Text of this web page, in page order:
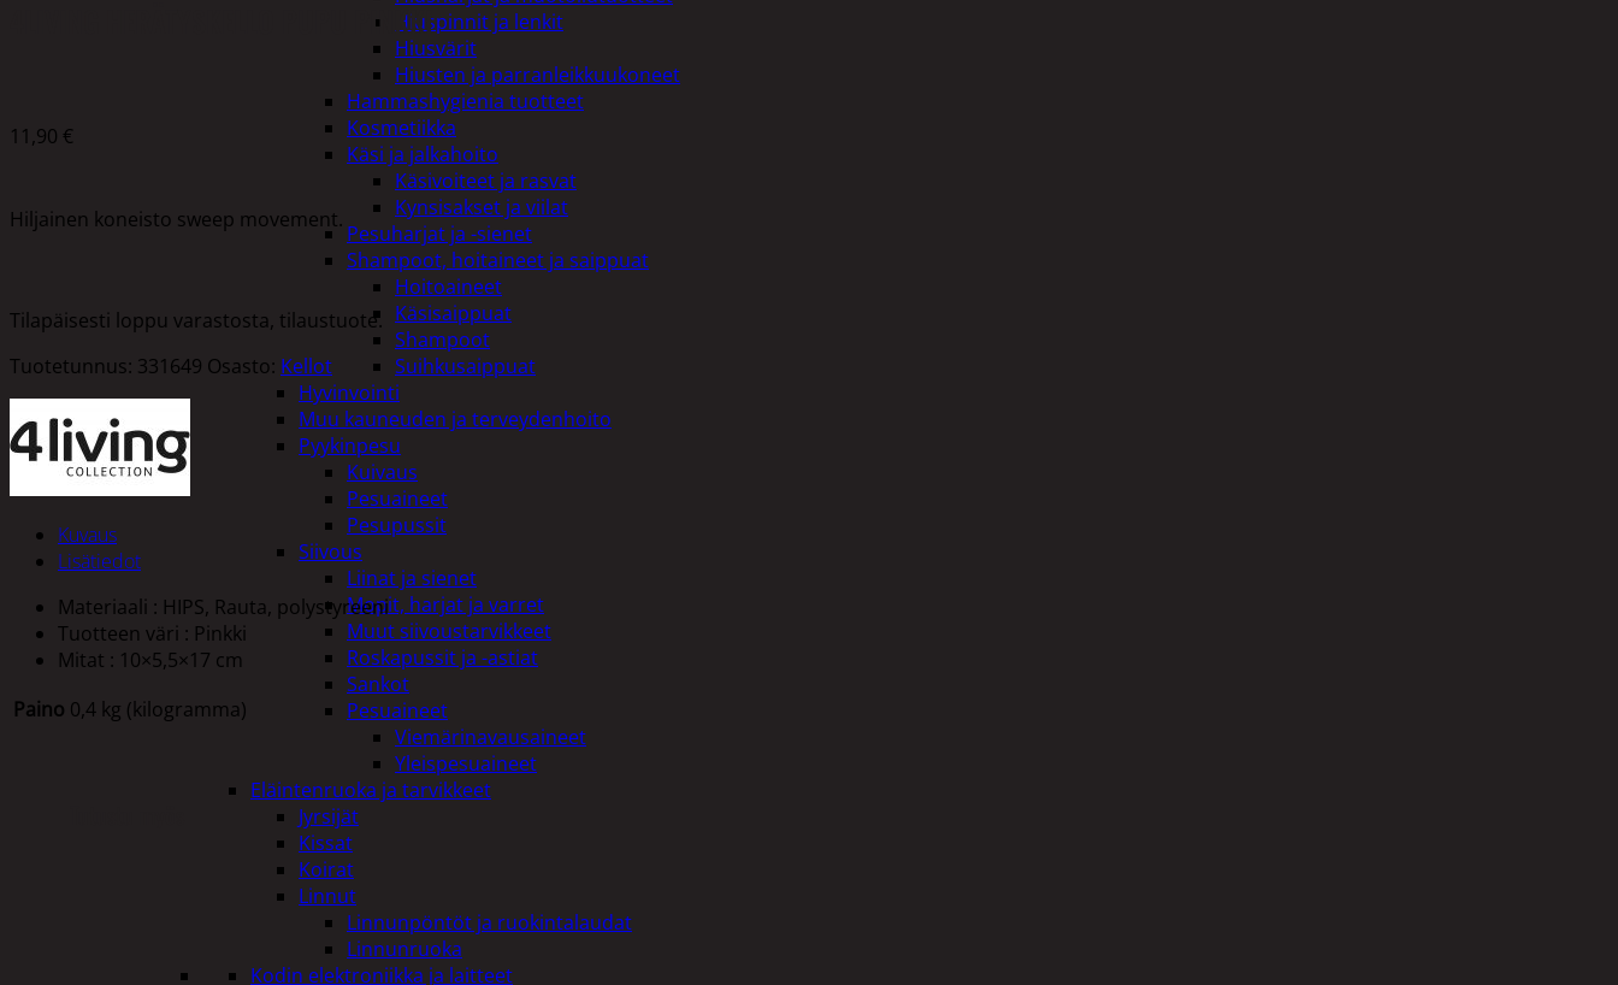
Hiuspinnit ja lenkit
Hiusvärit
Hiusten ja parranleikkuukoneet
Hammashygienia tuotteet
Kosmetiikka
Käsi ja jalkahoito
Käsivoiteet ja rasvat
Kynsisakset ja viilat
Pesuharjat ja -sienet
Shampoot, hoitaineet ja saippuat
Hoitoaineet
Käsisaippuat
Shampoot
Suihkusaippuat
Hyvinvointi
Muu kauneuden ja terveydenhoito
Pyykinpesu
Kuivaus
Pesuaineet
Pesupussit
Siivous
Liinat ja sienet
Mopit, harjat ja varret
Muut siivoustarvikkeet
Roskapussit ja -astiat
Sankot
Pesuaineet
Viemärinavausaineet
Yleispesuaineet
Eläintenruoka ja tarvikkeet
Jyrsijät
Kissat
Koirat
Linnut
Linnunpöntöt ja ruokintalaudat
Linnunruoka
Kodin elektroniikka ja laitteet
4LIVING HERÄTYSKELLO PUPU PINKKI
11,90 €
Hiljainen koneisto sweep movement.
Tilapäisesti loppu varastosta, tilaustuote.
Tuotetunnus: 331649 Osasto: Kellot
Kuvaus
Lisätiedot
Materiaali : HIPS, Rauta, polystyreeni
Tuotteen väri : Pinkki
Mitat : 10×5,5×17 cm
Paino 0,4 kg (kilogramma)